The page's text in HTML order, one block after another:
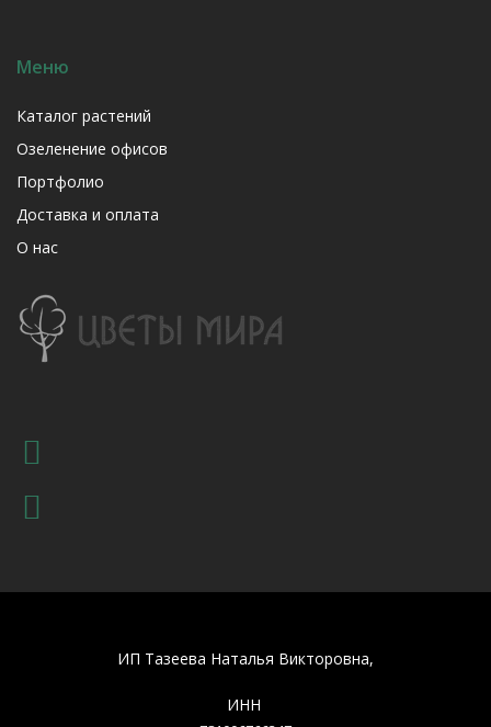
Меню
Каталог растений
Озеленение офисов
Портфолио
Доставка и оплата
О нас
ИП Тазеева Наталья Викторовна,
ИНН